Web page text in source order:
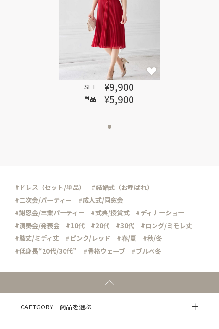
SET ¥9,900
単品 ¥5,900
#ドレス（セット/単品）
#結婚式（お呼ばれ）
#二次会/パーティー
#成人式/同窓会
#謝恩会/卒業パーティー
#式典/授賞式
#ディナーショー
#演奏会/発表会
#10代 #20代 #30代
#ロング/ミモレ丈
#膝丈/ミディ丈
#ピンク/レッド #春/夏
#秋/冬
#低身長“20代/30代”
#骨格ウェーブ #ブルべ冬
CAETGORY 商品を選ぶ